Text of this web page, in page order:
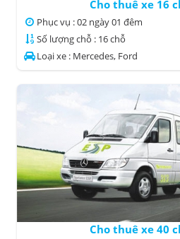
Cho thuê xe 16
Phục vụ : 02 ngày 01 đêm
Số lượng chỗ : 16 chỗ
Loại xe : Mercedes, Ford
Cho thuê xe 40